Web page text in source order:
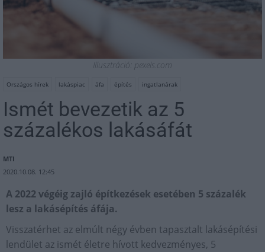
Illusztráció: pexels.com
Országos hírek lakáspiac áfa építés ingatlanárak
Ismét bevezetik az 5
százalékos lakásáfát
MTI
2020.10.08. 12:45
A 2022 végéig zajló építkezések esetében 5 százalék
lesz a lakásépítés áfája.
Visszatérhet az elmúlt négy évben tapasztalt lakásépítési
lendület az ismét életre hívott kedvezményes, 5